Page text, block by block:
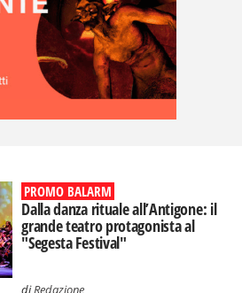
PROMO BALARM
Dalla danza rituale all’Antigone: il
grande teatro protagonista al
"Segesta Festival"
diRedazione